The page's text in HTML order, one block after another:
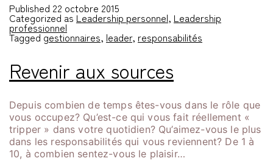
Published 22 octobre 2015
Categorized as Leadership personnel, Leadership
professionnel
Taggedgestionnaires, leader, responsabilités
Revenir aux sources
Depuis combien de temps êtes-vous dans le rôle que
vous occupez? Qu’est-ce qui vous fait réellement «
tripper » dans votre quotidien? Qu’aimez-vous le plus
dans les responsabilités qui vous reviennent? De 1 à
10, à combien sentez-vous le plaisir…